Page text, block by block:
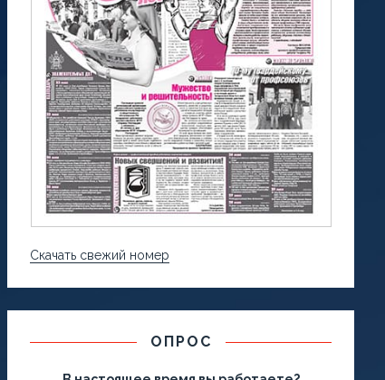
Скачать свежий номер
ОПРОС